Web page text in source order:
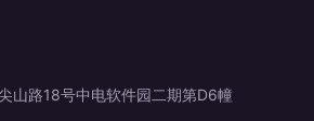
山路18号中电软件园二期第D6幢